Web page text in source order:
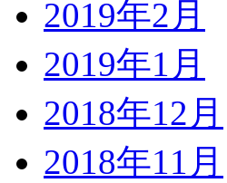
2019年2月
2019年1月
2018年12月
2018年11月